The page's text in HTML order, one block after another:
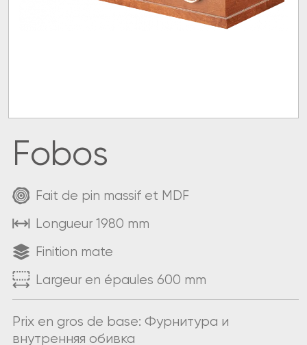
Fobos
Fait de pin massif et MDF
Longueur 1980 mm
Finition mate
Largeur en épaules 600 mm
Prix en gros de base: Фурнитура и
внутренняя обивка